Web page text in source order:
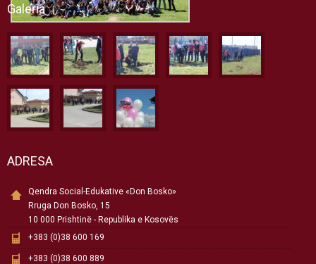
Galeria
ADRESA
Qendra Social-Edukative «Don Bosko»
Rruga Don Bosko, 15
10 000 Prishtinë - Republika e Kosovës
+383 (0)38 600 169
+383 (0)38 600 889